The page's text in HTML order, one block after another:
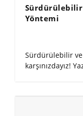
Sürdürülebilir
Yöntemi
Sürdürülebilir ve
karşınızdayız!